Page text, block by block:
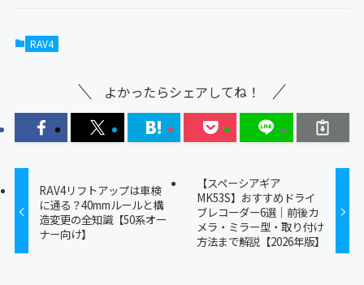
RAV4
よかったらシェアしてね！
RAV4リフトアップは車検
に通る？40mmルールと構
造変更の全知識【50系オー
ナー向け】
【スペーシアギア
MK53S】おすすめドライ
ブレコーダー6選｜前後カ
メラ・ミラー型・取り付け
方法まで解説【2026年版】